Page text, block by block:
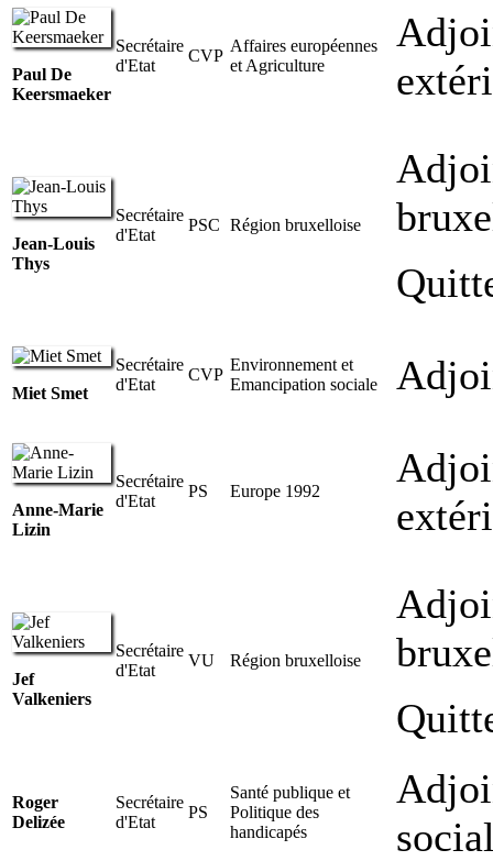
Paul De
Keersmaeker
Secrétaire
d'Etat
CVP
Affaires européennes
et Agriculture
Jean-Louis
Thys
Secrétaire
d'Etat
PSC Région bruxelloise
Miet Smet
Secrétaire
d'Etat
CVP
Environnement et
Emancipation sociale
Anne-Marie
Lizin
Secrétaire
d'Etat
PS Europe 1992
Jef
Valkeniers
Secrétaire
d'Etat
VU Région bruxelloise
Roger
Delizée
Secrétaire
d'Etat
PS
Santé publique et
Politique des
handicapés